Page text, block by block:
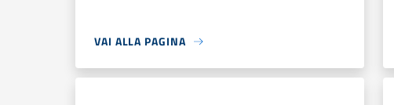
VAI ALLA PAGINA